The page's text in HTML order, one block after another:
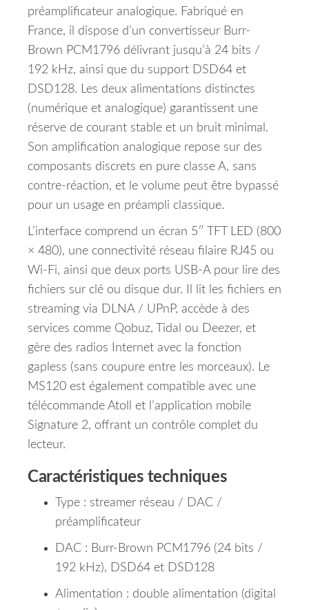
préamplificateur analogique. Fabriqué en
France, il dispose d’un convertisseur Burr-
Brown PCM1796 délivrant jusqu’à 24 bits /
192 kHz, ainsi que du support DSD64 et
DSD128. Les deux alimentations distinctes
(numérique et analogique) garantissent une
réserve de courant stable et un bruit minimal.
Son amplification analogique repose sur des
composants discrets en pure classe A, sans
contre-réaction, et le volume peut être bypassé
pour un usage en préampli classique.
L’interface comprend un écran 5″ TFT LED (800
× 480), une connectivité réseau filaire RJ45 ou
Wi-Fi, ainsi que deux ports USB-A pour lire des
fichiers sur clé ou disque dur. Il lit les fichiers en
streaming via DLNA / UPnP, accède à des
services comme Qobuz, Tidal ou Deezer, et
gère des radios Internet avec la fonction
gapless (sans coupure entre les morceaux). Le
MS120 est également compatible avec une
télécommande Atoll et l’application mobile
Signature 2, offrant un contrôle complet du
lecteur.
Caractéristiques techniques
Type : streamer réseau / DAC /
préamplificateur
DAC : Burr-Brown PCM1796 (24 bits /
192 kHz), DSD64 et DSD128
Alimentation : double alimentation (digital